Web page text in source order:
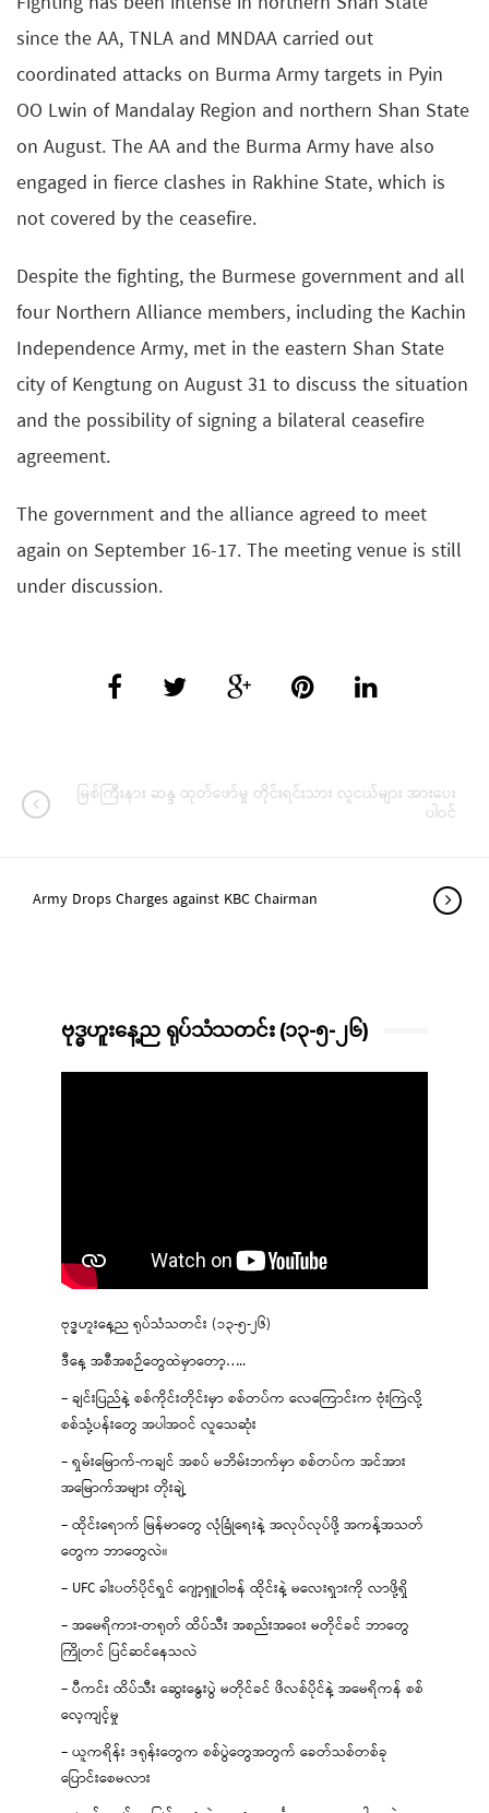
since the AA, TNLA and MNDAA carried out
coordinated attacks on Burma Army targets in Pyin
OO Lwin of Mandalay Region and northern Shan State
on August. The AA and the Burma Army have also
engaged in fierce clashes in Rakhine State, which is
not covered by the ceasefire.
Despite the fighting, the Burmese government and all
four Northern Alliance members, including the Kachin
Independence Army, met in the eastern Shan State
city of Kengtung on August 31 to discuss the situation
and the possibility of signing a bilateral ceasefire
agreement.
The government and the alliance agreed to meet
again on September 16-17. The meeting venue is still
under discussion.
မြစ်ကြီးနား ဆန္ဒ ထုတ်ဖော်မှု တိုင်းရင်းသား လူငယ်များ အားပေး
ပါဝင်
Army Drops Charges against KBC Chairman
ဗုဒ္ဓဟူးနေ့ည ရုပ်သံသတင်း (၁၃-၅-၂၆)
ဗုဒ္ဓဟူးနေ့ည ရုပ်သံသတင်း (၁၃-၅-၂၆)
ဒီနေ့ အစီအစဉ်တွေထဲမှာတော့…..
– ချင်းပြည်နဲ့ စစ်ကိုင်းတိုင်းမှာ စစ်တပ်က လေကြောင်းက ဗုံးကြဲလို့
စစ်သုံ့ပန်းတွေ အပါအဝင် လူသေဆုံး
– ရှမ်းမြောက်-ကချင် အစပ် မဘိမ်းဘက်မှာ စစ်တပ်က အင်အား
အမြောက်အများ တိုးချဲ့
– ထိုင်းရောက် မြန်မာတွေ လုံခြုံရေးနဲ့ အလုပ်လုပ်ဖို့ အကန့်အသတ်
တွေက ဘာတွေလဲ။
– UFC ခါးပတ်ပိုင်ရှင် ဂျော့ရှူဝါဗန် ထိုင်းနဲ့ မလေးရှားကို လာဖို့ရှိ
– အမေရိကား-တရုတ် ထိပ်သီး အစည်းအဝေး မတိုင်ခင် ဘာတွေ
ကြိုတင် ပြင်ဆင်နေသလဲ
– ပီကင်း ထိပ်သီး ဆွေးနွေးပွဲ မတိုင်ခင် ဖိလစ်ပိုင်နဲ့ အမေရိကန် စစ်
လေ့ကျင့်မှု
– ယူကရိန်း ဒရုန်းတွေက စစ်ပွဲတွေအတွက် ခေတ်သစ်တစ်ခု
ပြောင်းစေမလား